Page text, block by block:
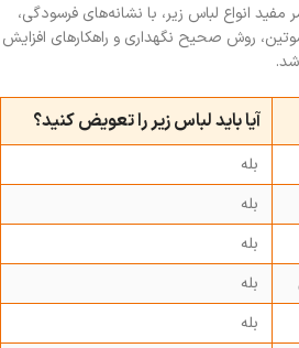
مفید انواع لباس زیر، با نشانه‌های فرسودگی،
روش صحیح نگهداری و راهکارهای افزایش
آیا باید لباس زیر را تعویض کنید؟
بله
بله
بله
بله
بله